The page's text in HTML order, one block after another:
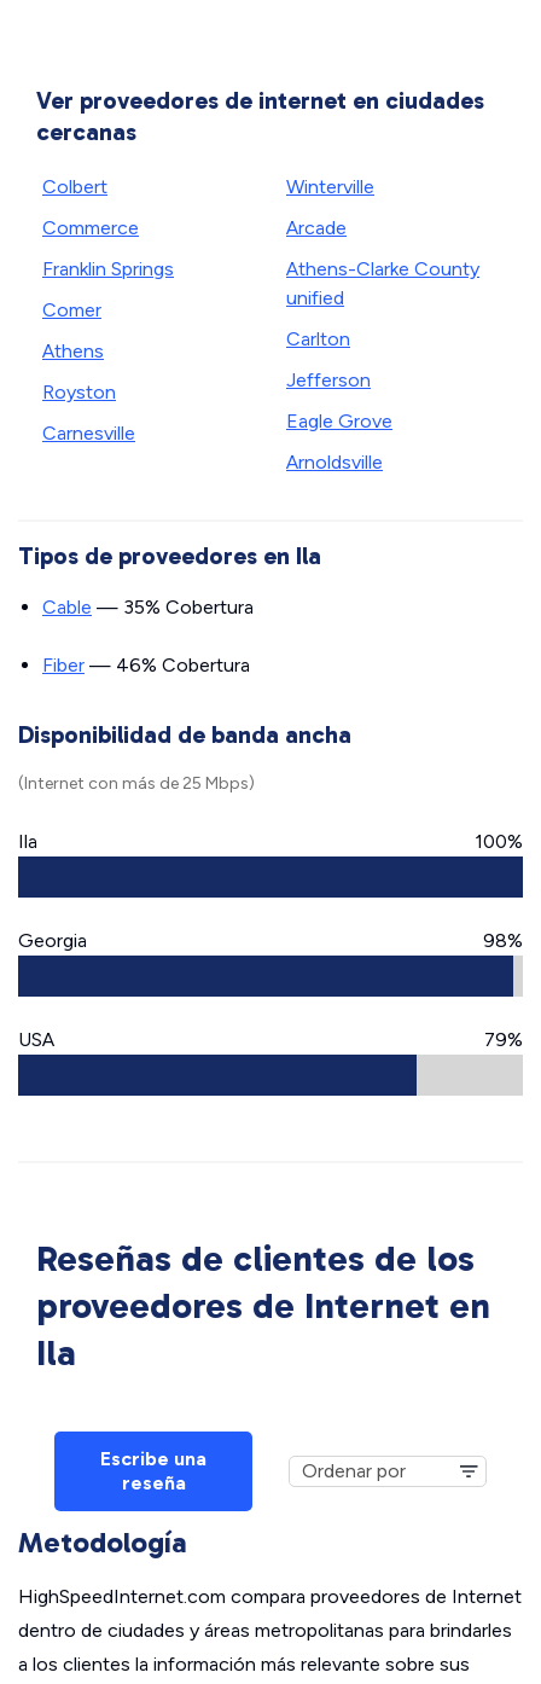
Ver proveedores de internet en ciudades
cercanas
Colbert
Commerce
Franklin Springs
Comer
Athens
Royston
Carnesville
Winterville
Arcade
Athens-Clarke County
unified
Carlton
Jefferson
Eagle Grove
Arnoldsville
Tipos de proveedores en Ila
Cable — 35% Cobertura
Fiber — 46% Cobertura
Disponibilidad de banda ancha
(Internet con más de 25 Mbps)
Ila 100%
Georgia 98%
USA 79%
Reseñas de clientes de los
proveedores de Internet en
Ila
Escribe una
reseña
Metodología
HighSpeedInternet.com compara proveedores de Internet
dentro de ciudades y áreas metropolitanas para brindarles
a los clientes la información más relevante sobre sus